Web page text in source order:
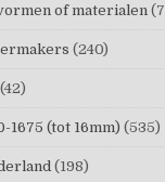
of materialen
(240)
(42)
1675 (tot 16mm) (535)
(198)